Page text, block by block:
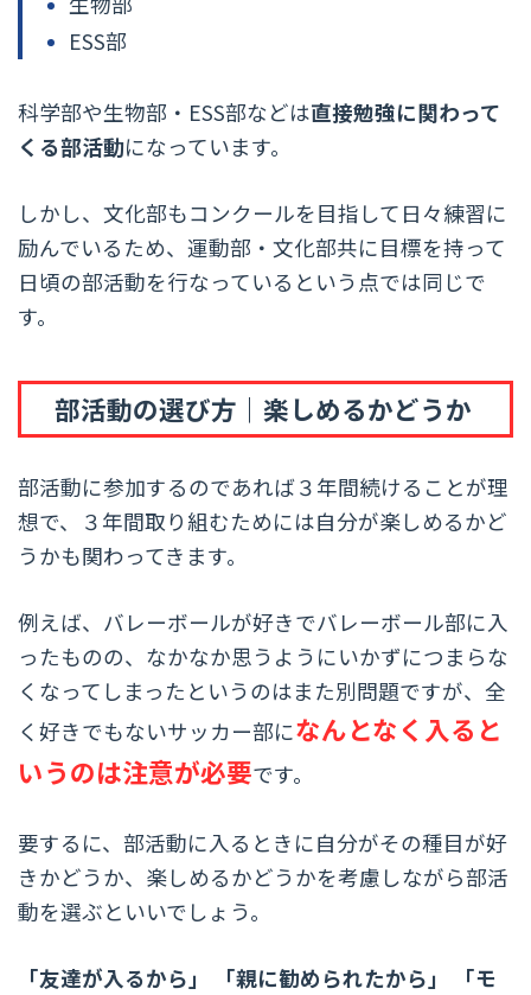
ESS部
科学部や生物部・ESS部などは直接勉強に関わって
くる部活動になっています。
しかし、文化部もコンクールを目指して日々練習に
励んでいるため、運動部・文化部共に目標を持って
日頃の部活動を行なっているという点では同じで
す。
部活動の選び方｜楽しめるかどうか
部活動に参加するのであれば３年間続けることが理
想で、３年間取り組むためには自分が楽しめるかど
うかも関わってきます。
例えば、バレーボールが好きでバレーボール部に入
ったものの、なかなか思うようにいかずにつまらな
くなってしまったというのはまた別問題ですが、全
く好きでもないサッカー部になんとなく入ると
いうのは注意が必要です。
要するに、部活動に入るときに自分がその種目が好
きかどうか、楽しめるかどうかを考慮しながら部活
動を選ぶといいでしょう。
「友達が入るから」 「親に勧められたから」
「モ